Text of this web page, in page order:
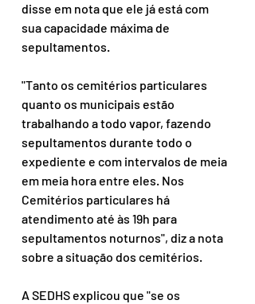
disse em nota que ele já está com
sua capacidade máxima de
sepultamentos.
"Tanto os cemitérios particulares
quanto os municipais estão
trabalhando a todo vapor, fazendo
sepultamentos durante todo o
expediente e com intervalos de meia
em meia hora entre eles. Nos
Cemitérios particulares há
atendimento até às 19h para
sepultamentos noturnos", diz a nota
sobre a situação dos cemitérios.
A SEDHS explicou que "se os